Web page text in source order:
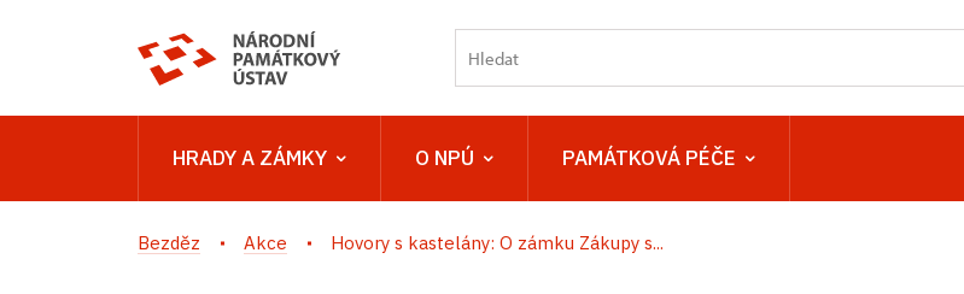
HRADY A ZÁMKY O NPÚ PAMÁTKOVÁ PÉČE
Bezděz Akce Hovory s kastelány: O zámku Zákupy s...